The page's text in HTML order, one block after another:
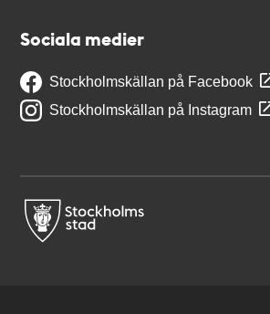
Sociala medier
Stockholmskällan på Facebook
Stockholmskällan på Instagram